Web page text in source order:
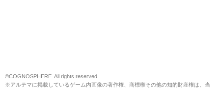
©COGNOSPHERE. All rights reserved.
※アルテマに掲載しているゲーム内画像の著作権、商標権その他の知的財産権は、当